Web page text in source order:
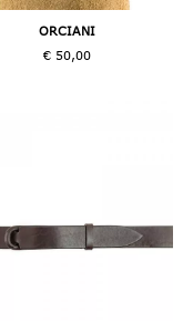
ORCIANI
€ 50,00